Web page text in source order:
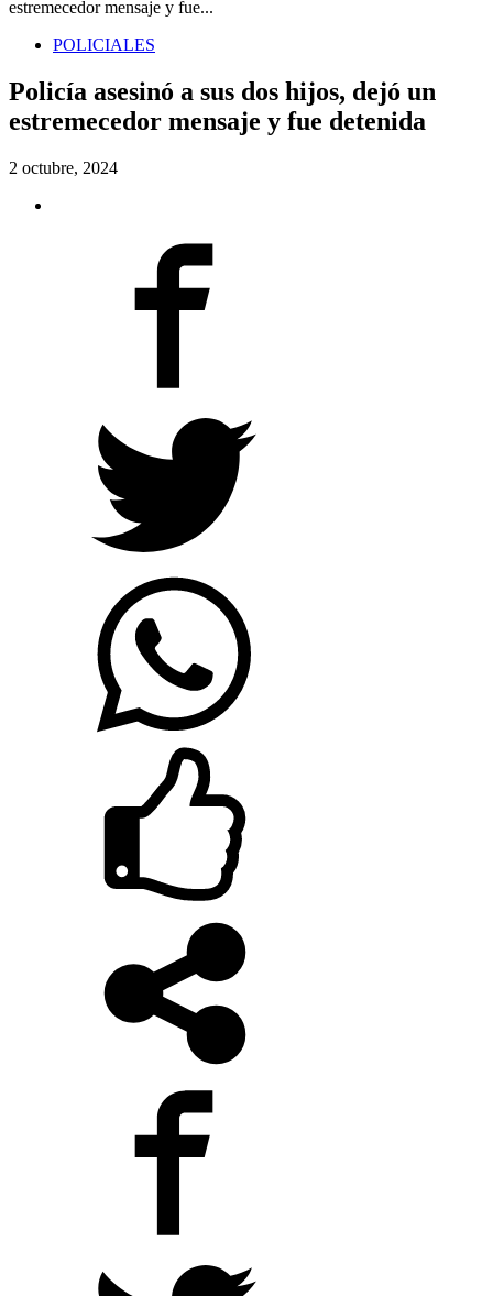
estremecedor mensaje y fue...
POLICIALES
Policía asesinó a sus dos hijos, dejó un
estremecedor mensaje y fue detenida
2 octubre, 2024